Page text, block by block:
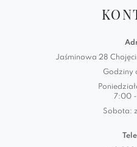
Jaśminowa 28
Godziny
7:00
Sobota: